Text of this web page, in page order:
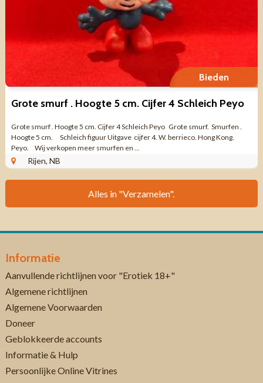
Bieden
Grote smurf . Hoogte 5 cm. Cijfer 4 Schleich Peyo
Grote smurf . Hoogte 5 cm. Cijfer 4 Schleich Peyo Grote smurf. Smurfen .
Hoogte 5 cm. Schleich figuur Uitgave cijfer 4. W. berrieco. Hong Kong.
Peyo. Wij verkopen meer smurfen en ...
Rijen, NB
Alles in "Verzamelen".
Informatie
Aanvullende richtlijnen voor "Erotiek 18+"
Algemene richtlijnen
Algemene Voorwaarden
Doneer
Geblokkeerde accounts
Informatie & Hulp
Persoonlijke Online Vitrines